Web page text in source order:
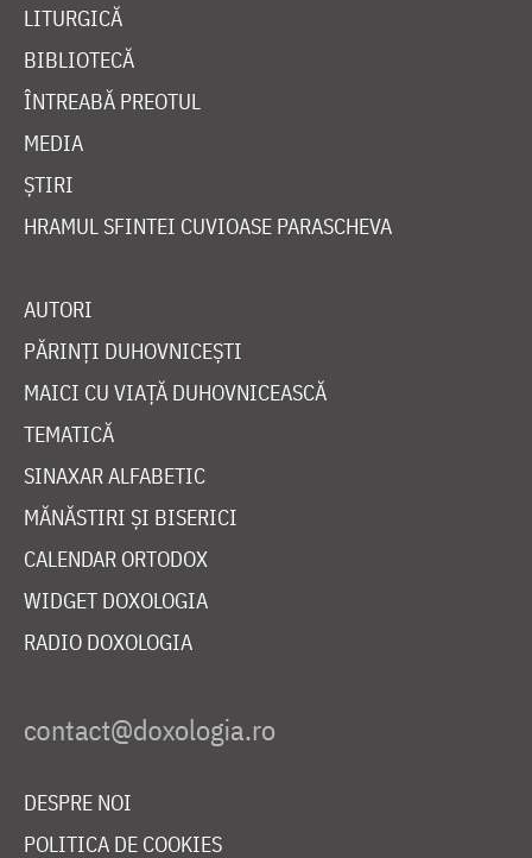
LITURGICĂ
BIBLIOTECĂ
ÎNTREABĂ PREOTUL
MEDIA
ȘTIRI
HRAMUL SFINTEI CUVIOASE PARASCHEVA
AUTORI
PĂRINȚI DUHOVNICEȘTI
MAICI CU VIAȚĂ DUHOVNICEASCĂ
TEMATICĂ
SINAXAR ALFABETIC
MĂNĂSTIRI ȘI BISERICI
CALENDAR ORTODOX
WIDGET DOXOLOGIA
RADIO DOXOLOGIA
DESPRE NOI
POLITICA DE COOKIES